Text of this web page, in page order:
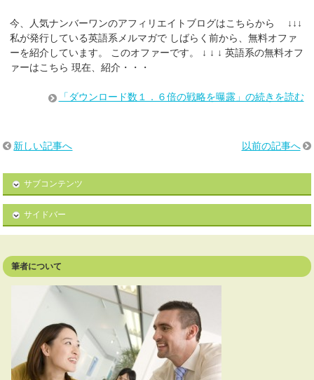
今、人気ナンバーワンのアフィリエイトブログはこちらから ↓↓↓
私が発行している英語系メルマガで しばらく前から、無料オファ
ーを紹介しています。 このオファーです。 ↓ ↓ ↓ 英語系の無料オフ
ァーはこちら 現在、紹介・・・
「ダウンロード数１．６倍の戦略を曝露」の続きを読む
以前の記事へ
新しい記事へ
サブコンテンツ
サイドバー
筆者について